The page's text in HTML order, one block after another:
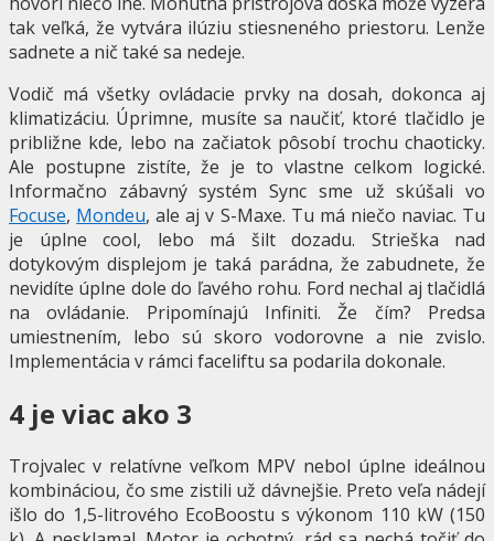
tak veľká, že vytvára ilúziu stiesneného priestoru. Lenže
sadnete a nič také sa nedeje.
Vodič má všetky ovládacie prvky na dosah, dokonca aj
klimatizáciu. Úprimne, musíte sa naučiť, ktoré tlačidlo je
približne kde, lebo na začiatok pôsobí trochu chaoticky.
Ale postupne zistíte, že je to vlastne celkom logické.
Informačno zábavný systém Sync sme už skúšali vo
Focuse, Mondeu, ale aj v S-Maxe. Tu má niečo naviac. Tu
je úplne cool, lebo má šilt dozadu. Strieška nad
dotykovým displejom je taká parádna, že zabudnete, že
nevidíte úplne dole do ľavého rohu. Ford nechal aj tlačidlá
na ovládanie. Pripomínajú Infiniti. Že čím? Predsa
umiestnením, lebo sú skoro vodorovne a nie zvislo.
Implementácia v rámci faceliftu sa podarila dokonale.
4 je viac ako 3
Trojvalec v relatívne veľkom MPV nebol úplne ideálnou
kombináciou, čo sme zistili už dávnejšie. Preto veľa nádejí
išlo do 1,5-litrového EcoBoostu s výkonom 110 kW (150